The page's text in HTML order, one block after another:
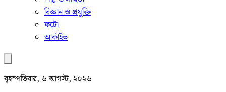
বিজ্ঞান ও প্রযুক্তি
ফটো
আর্কাইভ
বৃহস্পতিবার, ৬ আগস্ট, ২০২৬